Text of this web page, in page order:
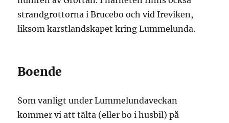
strandgrottorna i Brucebo och vid Ireviken,
liksom karstlandskapet kring Lummelunda.
Boende
Som vanligt under Lummelundaveckan
kommer vi att tälta (eller bo i husbil) på